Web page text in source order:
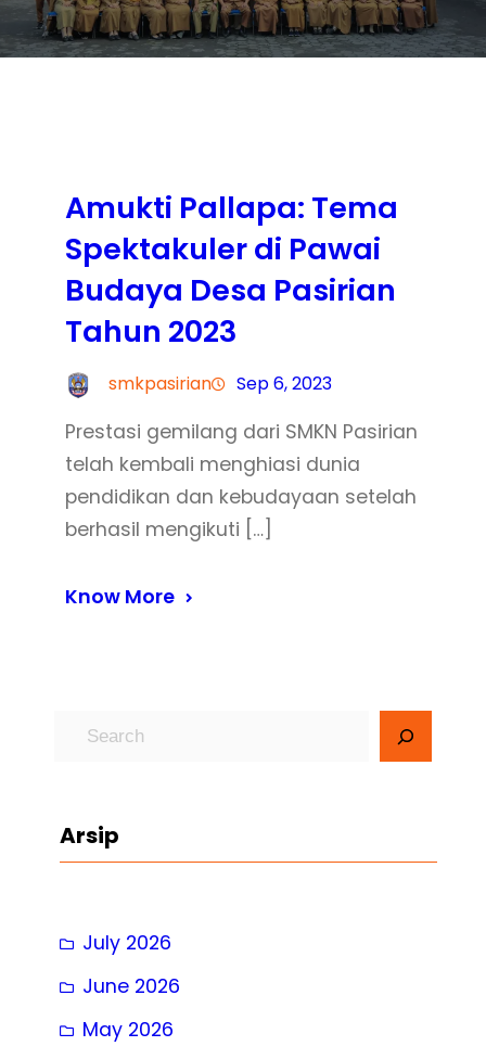
Amukti Pallapa: Tema
Spektakuler di Pawai
Budaya Desa Pasirian
Tahun 2023
smkpasirian Sep 6, 2023
Prestasi gemilang dari SMKN Pasirian
telah kembali menghiasi dunia
pendidikan dan kebudayaan setelah
berhasil mengikuti […]
Know More
c
Arsip
July 2026
June 2026
May 2026